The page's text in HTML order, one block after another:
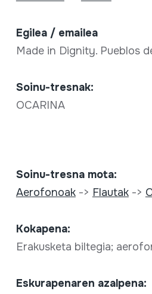
Egilea / emailea
Made in Dignity. Pueblos
Soinu-tresnak:
OCARINA
Soinu-tresna mota:
Aerofonoak-> Flautak->
Kokapena:
Erakusketa biltegia;
Eskurapenaren azalpena: